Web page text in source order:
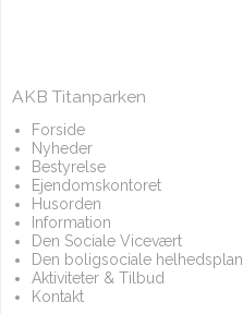
AKB Titanparken
Forside
Nyheder
Bestyrelse
Ejendomskontoret
Husorden
Information
Den Sociale Vicevært
Den boligsociale helhedsplan
Aktiviteter & Tilbud
Kontakt